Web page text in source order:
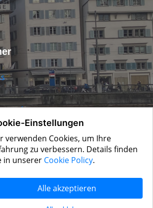
Einstellungen
verwenden Cookies, um Ihre
zu verbessern. Details finden
in unserer Cookie Policy.
Alle akzeptieren